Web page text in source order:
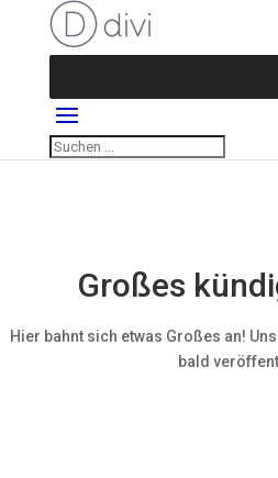
Großes
Hier bahnt sich etwas Großes an!
bald